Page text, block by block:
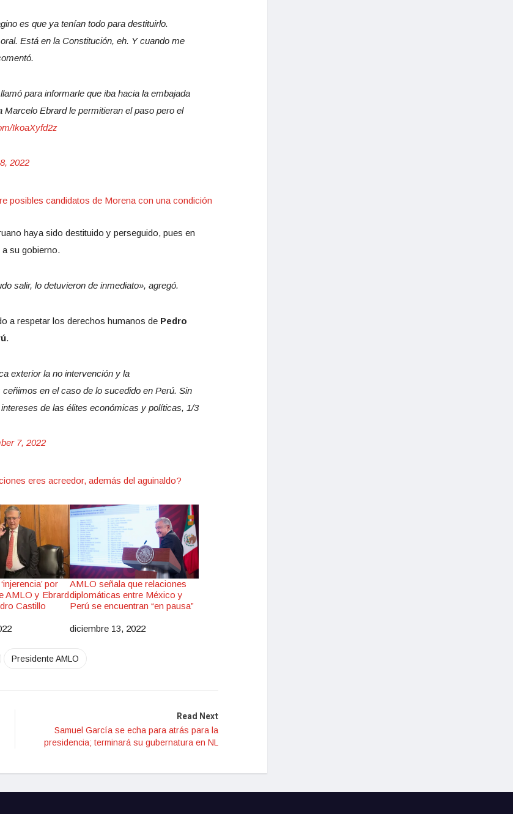
es que ya tenían todo para destituirlo.
Está en la Constitución, eh. Y cuando me
para informarle que iba hacia la embajada
Ebrard le permitieran el paso pero el
IkoaXyfd2z
2022
posibles candidatos de Morena con una condición
haya sido destituido y perseguido, pues en
su gobierno.
salir, lo detuvieron de inmediato», agregó.
a respetar los derechos humanos de Pedro
.
exterior la no intervención y la
en el caso de lo sucedido en Perú. Sin
de las élites económicas y políticas, 1/3
7, 2022
eres acreedor, además del aguinaldo?
por
AMLO y Ebrard
Castillo
AMLO señala que relaciones
diplomáticas entre México y
Perú se encuentran “en pausa”
Fecha
diciembre 13, 2022
Presidente AMLO
Read Next
Samuel García se echa para atrás para la
presidencia; terminará su gubernatura en NL